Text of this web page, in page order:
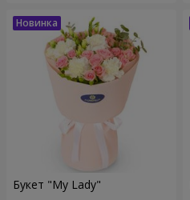
Букет "My Lady"